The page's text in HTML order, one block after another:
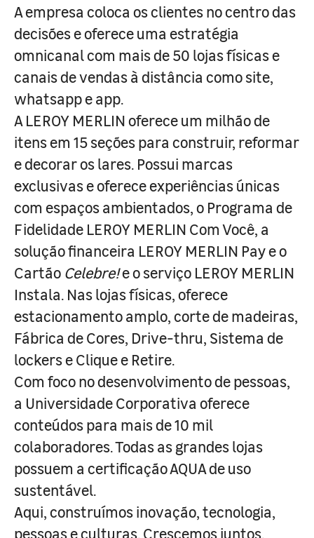
A empresa coloca os clientes no centro das
decisões e oferece uma estratégia
omnicanal com mais de 50 lojas físicas e
canais de vendas à distância como site,
whatsapp e app.
A LEROY MERLIN oferece um milhão de
itens em 15 seções para construir, reformar
e decorar os lares. Possui marcas
exclusivas e oferece experiências únicas
com espaços ambientados, o Programa de
Fidelidade LEROY MERLIN Com Você, a
solução financeira LEROY MERLIN Pay e o
Cartão Celebre!e o serviço LEROY MERLIN
Instala. Nas lojas físicas, oferece
estacionamento amplo, corte de madeiras,
Fábrica de Cores, Drive-thru, Sistema de
lockers e Clique e Retire.
Com foco no desenvolvimento de pessoas,
a Universidade Corporativa oferece
conteúdos para mais de 10 mil
colaboradores. Todas as grandes lojas
possuem a certificação AQUA de uso
sustentável.
Aqui, construímos inovação, tecnologia,
pessoas e culturas. Crescemos juntos,